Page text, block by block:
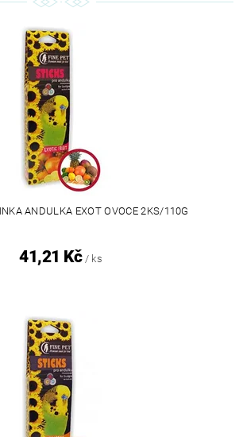
ANDULKA EXOT OVOCE 2KS/110G
41,21 Kč / ks